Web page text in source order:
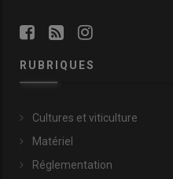
RUBRIQUES
Cultures et viticulture
Matériel
Réglementation